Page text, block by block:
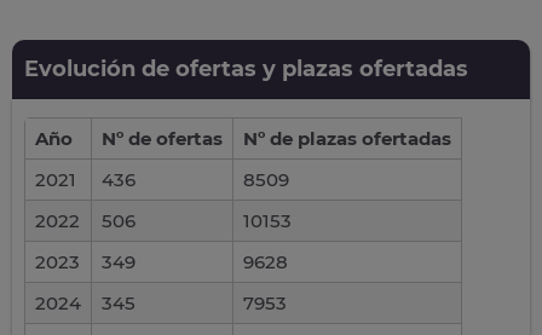
Evolución de ofertas y plazas ofertadas
Año Nº de ofertas
Nº de plazas ofertadas
2021
436
8509
2022
506
10153
2023
349
9628
2024
345
7953